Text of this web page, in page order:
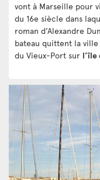
vont à Marseille pour
du 16e siècle dans
roman d’Alexandre
bateau quittent la ville
du Vieux-Port sur l’île